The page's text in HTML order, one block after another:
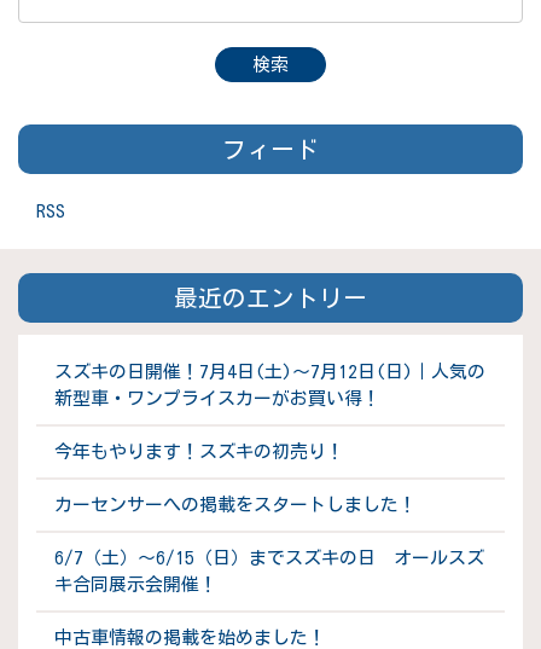
フィード
RSS
最近のエントリー
スズキの日開催！7月4日(土)～7月12日(日)｜人気の
新型車・ワンプライスカーがお買い得！
今年もやります！スズキの初売り！
カーセンサーへの掲載をスタートしました！
6/7（土）～6/15（日）までスズキの日 オールスズ
キ合同展示会開催！
中古車情報の掲載を始めました！